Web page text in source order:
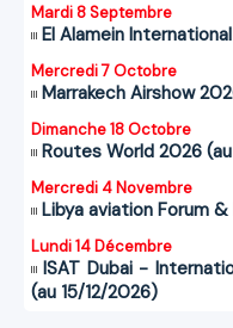
Mardi 8 Septembre
El Alamein
Mercredi 7 Octobre
Marrakech Airshow
Dimanche 18 Octobre
Routes World 2026
Mercredi 4 Novembre
Libya aviation Forum
Lundi 14 Décembre
ISAT Dubai -
(au 15/12/2026)